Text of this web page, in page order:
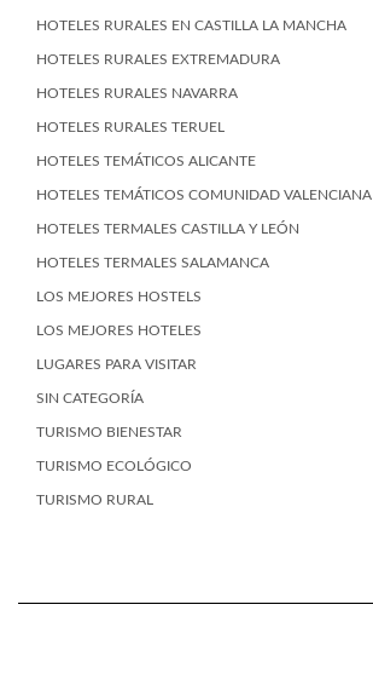
HOTELES RURALES EN CASTILLA LA MANCHA
HOTELES RURALES EXTREMADURA
HOTELES RURALES NAVARRA
HOTELES RURALES TERUEL
HOTELES TEMÁTICOS ALICANTE
HOTELES TEMÁTICOS COMUNIDAD VALENCIANA
HOTELES TERMALES CASTILLA Y LEÓN
HOTELES TERMALES SALAMANCA
LOS MEJORES HOSTELS
LOS MEJORES HOTELES
LUGARES PARA VISITAR
SIN CATEGORÍA
TURISMO BIENESTAR
TURISMO ECOLÓGICO
TURISMO RURAL